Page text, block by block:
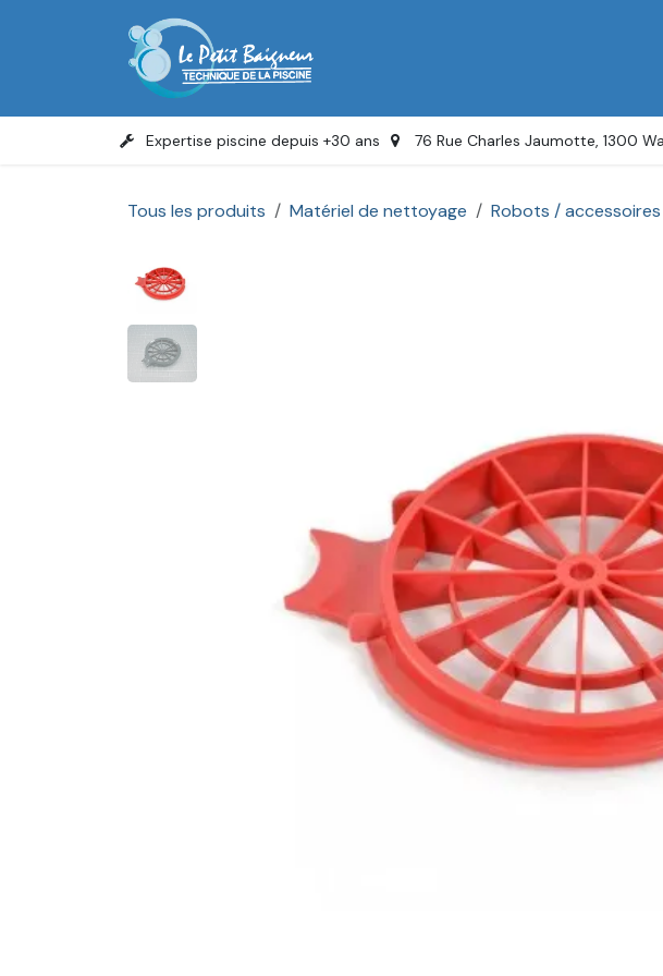
Se rendre au contenu
Expertise piscine depuis +30 ans 76 Rue Charles Jaumotte, 1300
Tous les produits Matériel de nettoyage Robots / accessoires